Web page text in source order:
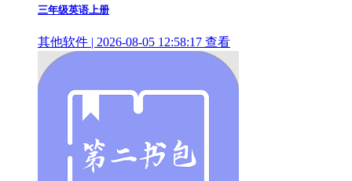
三年级英语上册
其他软件 | 2026-08-05 12:58:17 查看